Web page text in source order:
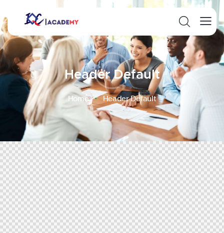
Header Default
Home Header Default